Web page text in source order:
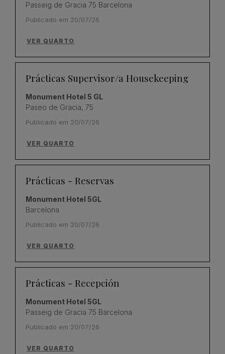
Passeig de Gracia 75 Barcelona
Publicado em 20/07/26
VER QUARTO
Prácticas Supervisor/a Housekeeping
Monument Hotel 5 GL
Paseo de Gracia, 75
Publicado em 20/07/26
VER QUARTO
Prácticas - Reservas
Monument Hotel 5GL
Barcelona
Publicado em 20/07/26
VER QUARTO
Prácticas - Recepción
Monument Hotel 5GL
Passeig de Gracia 75 Barcelona
Publicado em 20/07/26
VER QUARTO